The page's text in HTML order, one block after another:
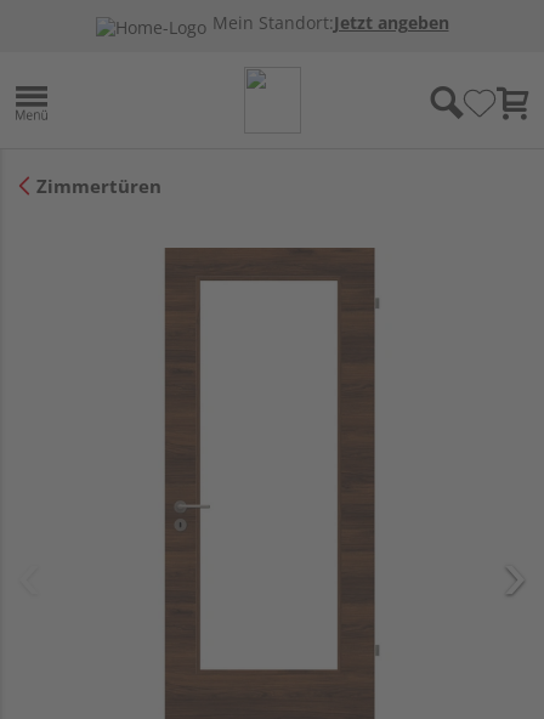
Mein Standort:Jetzt angeben
Zimmertüren